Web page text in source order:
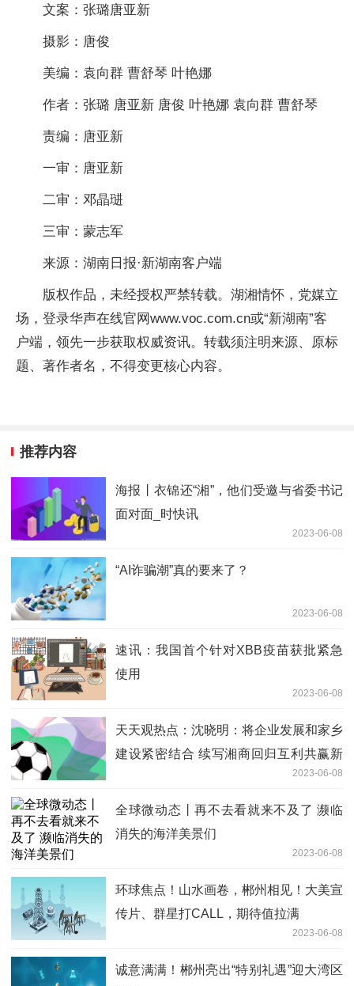
文案：张璐唐亚新
摄影：唐俊
美编：袁向群 曹舒琴 叶艳娜
作者：张璐 唐亚新 唐俊 叶艳娜 袁向群 曹舒琴
责编：唐亚新
一审：唐亚新
二审：邓晶琎
三审：蒙志军
来源：湖南日报·新湖南客户端
版权作品，未经授权严禁转载。湖湘情怀，党媒立
场，登录华声在线官网www.voc.com.cn或“新湖南”客
户端，领先一步获取权威资讯。转载须注明来源、原标
题、著作者名，不得变更核心内容。
推荐内容
海报丨衣锦还“湘”，他们受邀与省委书记
面对面_时快讯
2023-06-08
“AI诈骗潮”真的要来了？
2023-06-08
速讯：我国首个针对XBB疫苗获批紧急
使用
2023-06-08
天天观热点：沈晓明：将企业发展和家乡
建设紧密结合 续写湘商回归互利共赢新
2023-06-08
全球微动态丨再不去看就来不及了 濒临
消失的海洋美景们
2023-06-08
环球焦点！山水画卷，郴州相见！大美宣
传片、群星打CALL，期待值拉满
2023-06-08
诚意满满！郴州亮出“特别礼遇”迎大湾区